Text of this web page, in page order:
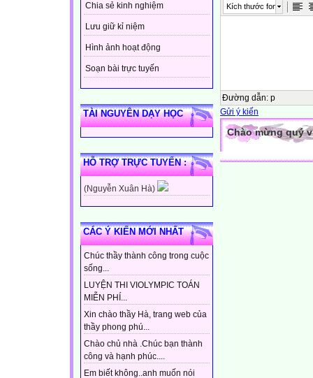
Chia sẻ kinh nghiệm
Lưu giữ kỉ niệm
Hình ảnh hoạt động
Soạn bài trực tuyến
TÀI NGUYÊN DẠY HỌC
HỖ TRỢ TRỰC TUYẾN :
(Nguyễn Xuân Hà)
CÁC Ý KIẾN MỚI NHẤT
Chúc thầy thành công trong cuộc
sống...
LUYỆN THI VIOLYMPIC TOÁN
MIỄN PHÍ...
Xin chào thầy Hà, trang web của
thầy phong phú...
Chào chủ nhà .Chúc bạn thành
công và hạnh phúc....
Em biết không..anh muốn nói
Kích thước font
Đường dẫn: p
Gửi ý kiến
Chào mừng quý